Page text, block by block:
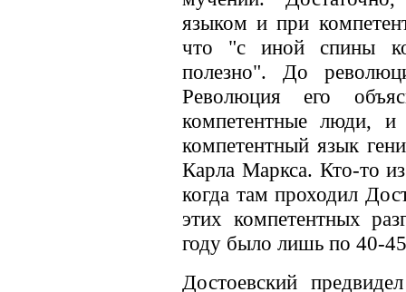
языком и при
что "с иной спины
полезно". До
Революция его
компетентные люди, и
компетентный язык
Карла Маркса. Кто-то
когда там проходил
этих компетентных
году было лишь по 40-
Достоевский